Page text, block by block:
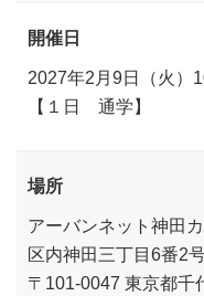
開催日
2027年2月9日（火）
【１日 通学】
場所
アーバンネット神田
区内神田三丁目6番2
〒101-0047 東京都